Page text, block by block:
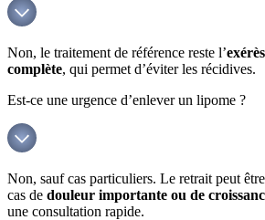
Non, le traitement de référence reste l’
complète, qui permet d’éviter les récidives.
Est-ce une urgence d’enlever un lipome ?
Non, sauf cas particuliers. Le retrait peut
cas de douleur importante ou de
une consultation rapide.